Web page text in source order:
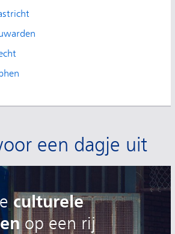
een dagje uit
culturele
op een rij